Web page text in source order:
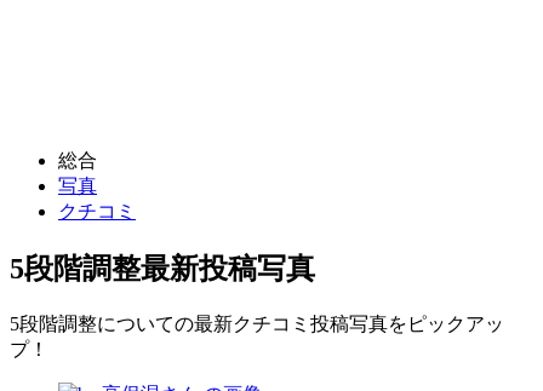
総合
写真
クチコミ
5段階調整最新投稿写真
5段階調整についての最新クチコミ投稿写真をピックアッ
プ！